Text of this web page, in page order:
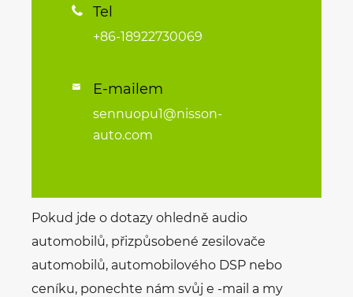
 Tel
+86-18922730069
 E-mailem
sennuopu1@nisson-
auto.com
Pokud jde o dotazy ohledně audio
automobilů, přizpůsobené zesilovače
automobilů, automobilového DSP nebo
ceníku, ponechte nám svůj e -mail a my